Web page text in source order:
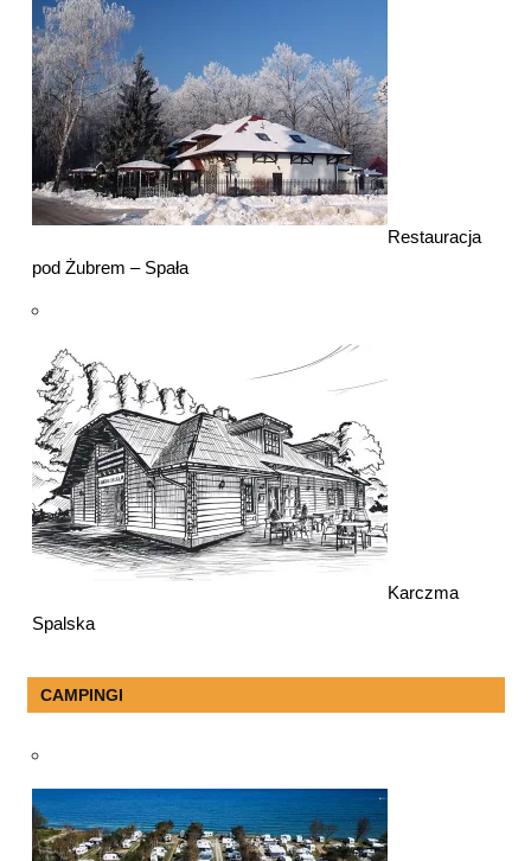
Restauracja
pod Żubrem – Spała
Karczma
Spalska
CAMPINGI